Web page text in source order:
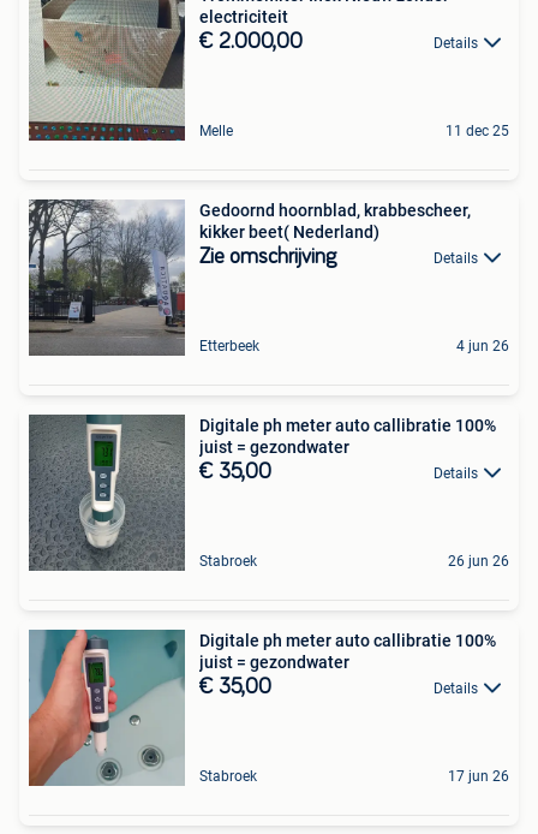
electriciteit
€ 2.000,00 Details
Melle 11 dec 25
Gedoornd hoornblad, krabbescheer,
kikker beet( Nederland)
Zie omschrijving Details
Etterbeek 4 jun 26
Digitale ph meter auto callibratie 100%
juist = gezondwater
€ 35,00 Details
Stabroek 26 jun 26
Digitale ph meter auto callibratie 100%
juist = gezondwater
€ 35,00 Details
Stabroek 17 jun 26